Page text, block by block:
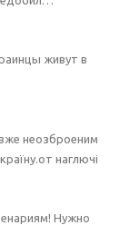
живут в
неозброеним
наглючі
Нужно